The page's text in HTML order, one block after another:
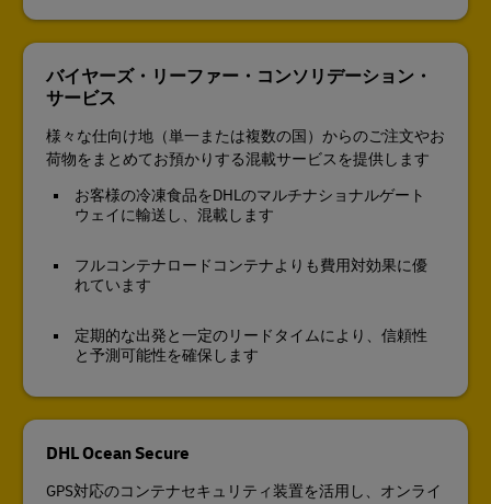
バイヤーズ・リーファー・コンソリデーション・
サービス
様々な仕向け地（単一または複数の国）からのご注文やお
荷物をまとめてお預かりする混載サービスを提供します
お客様の冷凍食品をDHLのマルチナショナルゲート
ウェイに輸送し、混載します
フルコンテナロードコンテナよりも費用対効果に優
れています
定期的な出発と一定のリードタイムにより、信頼性
と予測可能性を確保します
DHL Ocean Secure
GPS対応のコンテナセキュリティ装置を活用し、オンライ